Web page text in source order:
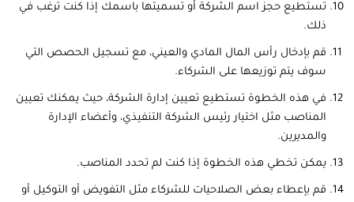
تستطيع حجز اسم الشركة أو تسميتها باسمك إذا كنت ترغب في
ذلك.
قم بإدخال رأس المال المادي والعيني، مع تسجيل الحصص التي
سوف يتم توزيعها على الشركاء.
في هذه الخطوة تستطيع تعيين إدارة الشركة، حيث يمكنك تعيين
المناصب مثل اختيار رئيس الشركة التنفيذي، وأعضاء الإدارة
والمديرين.
يمكن تخطي هذه الخطوة إذا كنت لم تحدد المناصب.
قم بإعطاء بعض الصلاحيات للشركاء مثل التفويض أو التوكيل أو